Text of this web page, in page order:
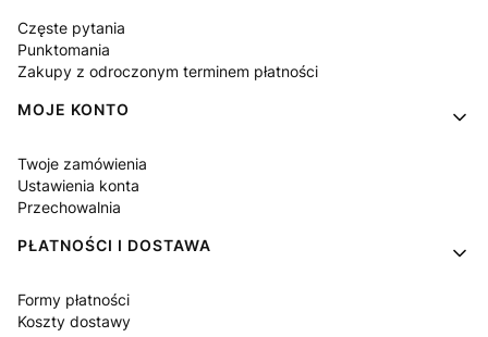
Częste pytania
Punktomania
Zakupy z odroczonym terminem płatności
MOJE KONTO
Twoje zamówienia
Ustawienia konta
Przechowalnia
PŁATNOŚCI I DOSTAWA
Formy płatności
Koszty dostawy